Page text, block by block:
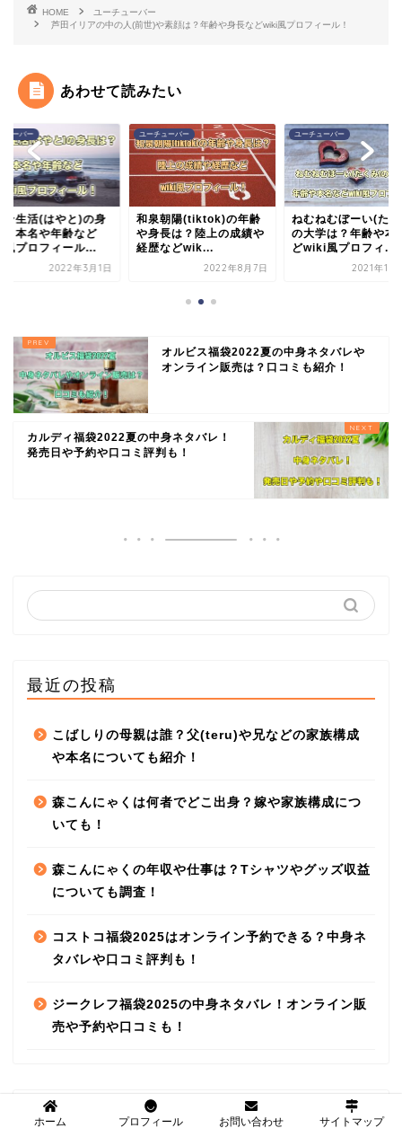
HOME
ユーチューバー
芦田イリアの中の人(前世)や素顔は？年齢や身長などwiki風プロフィール！
あわせて読みたい
ューバー
朝陽(tiktok)の年齢
長は？陸上の成績や
などwik...
2022年8月7日
ユーチューバー
ねむねむぼーい(たくみ)
の大学は？年齢や本名な
どwiki風プロフィ...
2021年10月13日
ユーチューバー
軽バン生活(はやと)
長は？本名や年齢な
wiki風プロフィール
2022年3
オルビス福袋2022夏の中身ネタバレや
オンライン販売は？口コミも紹介！
カルディ福袋2022夏の中身ネタバレ！
発売日や予約や口コミ評判も！
最近の投稿
こばしりの母親は誰？父(teru)や兄などの家族構成
や本名についても紹介！
森こんにゃくは何者でどこ出身？嫁や家族構成につ
いても！
森こんにゃくの年収や仕事は？Tシャツやグッズ収益
についても調査！
コストコ福袋2025はオンライン予約できる？中身ネ
タバレや口コミ評判も！
ジークレフ福袋2025の中身ネタバレ！オンライン販
売や予約や口コミも！
カテゴリー
ホーム プロフィール お問い合わせ サイトマップ